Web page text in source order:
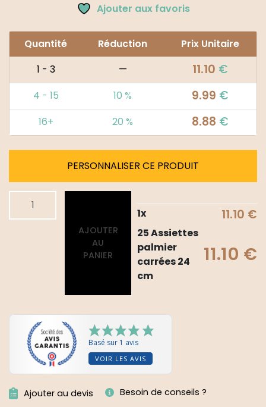
Ajouter aux favoris
Quantité Réduction
Prix Unitaire
1 - 3
— 11.10 €
4 - 15 10 % 9.99 €
16+ 20 % 8.88 €
PERSONNALISER CE PRODUIT
AJOUTER
AU
PANIER
1x 11.10 €
25 Assiettes
palmier
carrées 24
cm
11.10 €
Alternative:
Basé sur 1 avis
VOIR LES AVIS
Ajouter au devis Besoin de conseils ?